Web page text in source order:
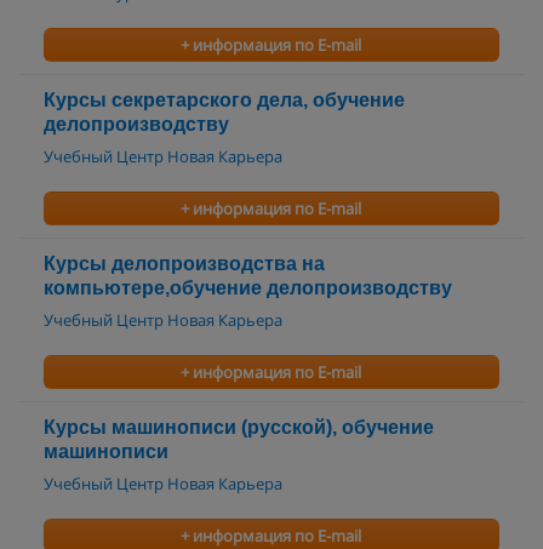
+ информация по E-mail
Курсы секретарского дела, обучение
делопроизводству
Учебный Центр Новая Карьера
+ информация по E-mail
Курсы делопроизводства на
компьютере,обучение делопроизводству
Учебный Центр Новая Карьера
+ информация по E-mail
Курсы машинописи (русской), обучение
машинописи
Учебный Центр Новая Карьера
+ информация по E-mail